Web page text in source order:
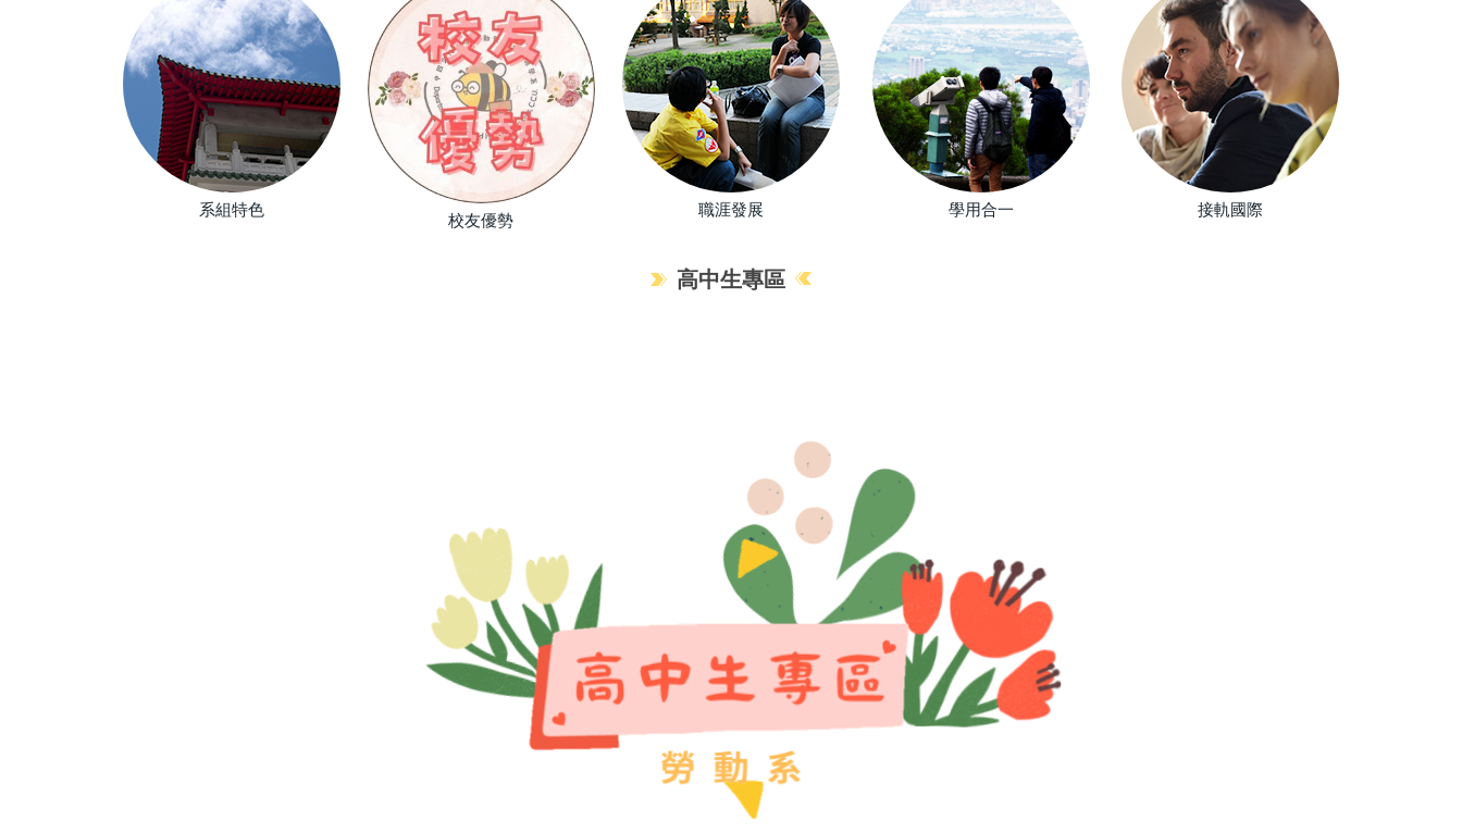
系組特色
校友優勢
職涯發展 學用合一 接軌國際
高中生專區